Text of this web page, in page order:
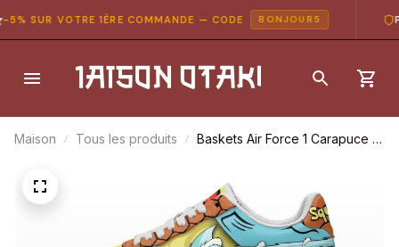
SUR VOTRE 1ÈRE COMMANDE — CODE BONJOUR5
Maison Tous les produits
Baskets Air Force 1 Carapuce –